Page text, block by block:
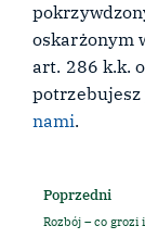
oskarżonym
art. 286 k.k.
potrzebujesz
nami.
Poprzedni